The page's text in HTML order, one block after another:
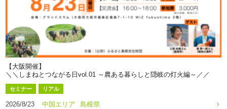
【大阪開催】
＼＼しまねとつながる日vol.01 ～農ある暮らしと隠岐の灯火編～／／
セミナー リアル
2026/8/23 中国エリア 島根県